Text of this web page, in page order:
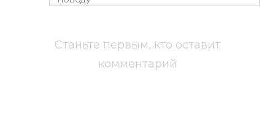
Станьте первым, кто оставит
комментарий